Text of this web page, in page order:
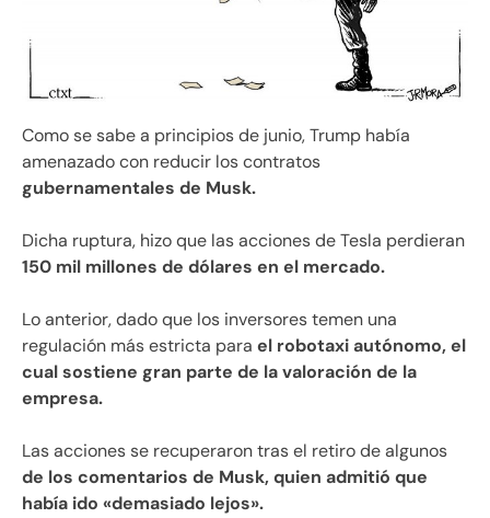
Como se sabe a principios de junio, Trump había
amenazado con reducir los contratos
gubernamentales de Musk.
Dicha ruptura, hizo que las acciones de Tesla perdieran
150 mil millones de dólares en el mercado.
Lo anterior, dado que los inversores temen una
regulación más estricta para el robotaxi autónomo, el
cual sostiene gran parte de la valoración de la
empresa.
Las acciones se recuperaron tras el retiro de algunos
de los comentarios de Musk, quien admitió que
había ido «demasiado lejos».